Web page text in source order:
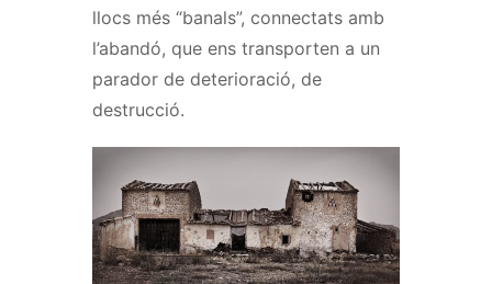
llocs més “banals”, connectats amb
l’abandó, que ens transporten a un
parador de deterioració, de
destrucció.